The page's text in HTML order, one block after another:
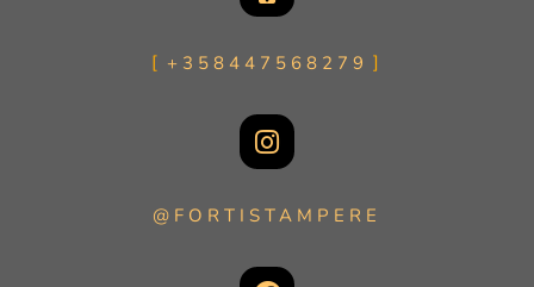
+358447568279
@FORTISTAMPERE